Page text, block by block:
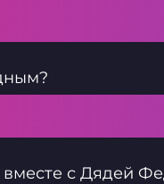
вместе с Дядей